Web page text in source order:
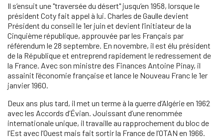
Il s’ensuit une "traversée du désert" jusqu’en 1958, lorsque le
président Coty fait appel à lui. Charles de Gaulle devient
Président du conseil le 1er juin et devient l’initiateur de la
Cinquième république, approuvée par les Français par
référendum le 28 septembre. En novembre, il est élu président
de la République et entreprend rapidement le redressement de
la France. Avec son ministre des Finances Antoine Pinay, il
assainit l’économie française et lance le Nouveau Franc le 1er
janvier 1960.
Deux ans plus tard, il met un terme à la guerre d’Algérie en 1962
avec les Accords d’Évian. Jouissant d’une renommée
internationale unique, il travaille au rapprochement du bloc de
l’Est avec l’Ouest mais fait sortir la France de l’OTAN en 1966.